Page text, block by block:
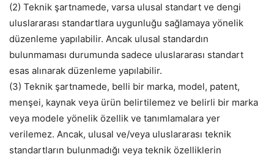
(2) Teknik şartnamede, varsa ulusal standart ve dengi
uluslararası standartlara uygunluğu sağlamaya yönelik
düzenleme yapılabilir. Ancak ulusal standardın
bulunmaması durumunda sadece uluslararası standart
esas alınarak düzenleme yapılabilir.
(3) Teknik şartnamede, belli bir marka, model, patent,
menşei, kaynak veya ürün belirtilemez ve belirli bir marka
veya modele yönelik özellik ve tanımlamalara yer
verilemez. Ancak, ulusal ve/veya uluslararası teknik
standartların bulunmadığı veya teknik özelliklerin